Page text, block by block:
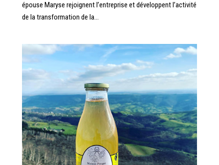
épouse Maryse rejoignent l’entreprise et développent l’activité
de la transformation de la...